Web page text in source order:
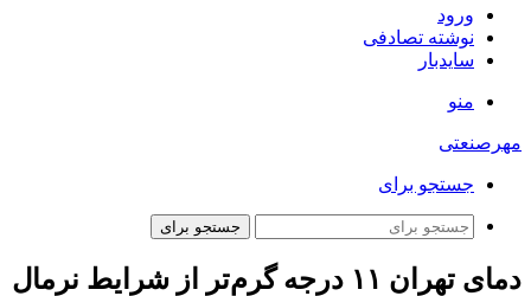
ورود
نوشته تصادفی
سایدبار
منو
مهرصنعتی
جستجو برای
جستجو برای
دمای تهران ۱۱ درجه گرم‌تر از شرایط نرمال